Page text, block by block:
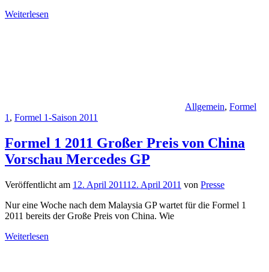
Weiterlesen
Allgemein, Formel
1 , Formel 1-Saison 2011
Formel 1 2011 Großer Preis von China
Vorschau Mercedes GP
Veröffentlicht am 12. April 201112. April 2011 von Presse
Nur eine Woche nach dem Malaysia GP wartet für die Formel 1
2011 bereits der Große Preis von China. Wie
Weiterlesen